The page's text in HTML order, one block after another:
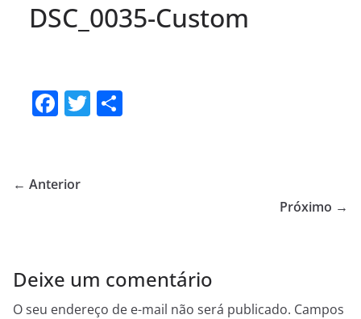
DSC_0035-Custom
F
e
k
T
← Anterior
Próximo →
Deixe um comentário
O seu endereço de e-mail não será publicado. Campos